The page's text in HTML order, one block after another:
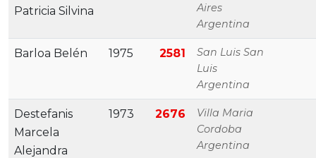
Patricia Silvina
Aires
Argentina
Barloa Belén 1975 2581
San Luis San
Luis
Argentina
Destefanis
Marcela
Alejandra
1973 2676
Villa Maria
Cordoba
Argentina